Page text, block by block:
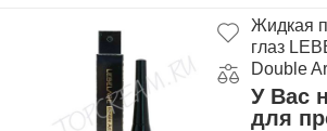
Жидкая
глаз
Double
У Вас
для